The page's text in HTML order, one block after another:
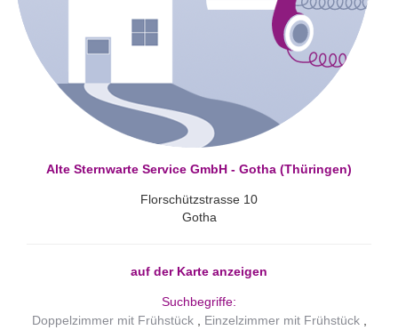
Alte Sternwarte Service GmbH - Gotha (Thüringen)
Florschützstrasse 10
Gotha
auf der Karte anzeigen
Suchbegriffe:
Doppelzimmer mit Frühstück
Einzelzimmer mit Frühstück